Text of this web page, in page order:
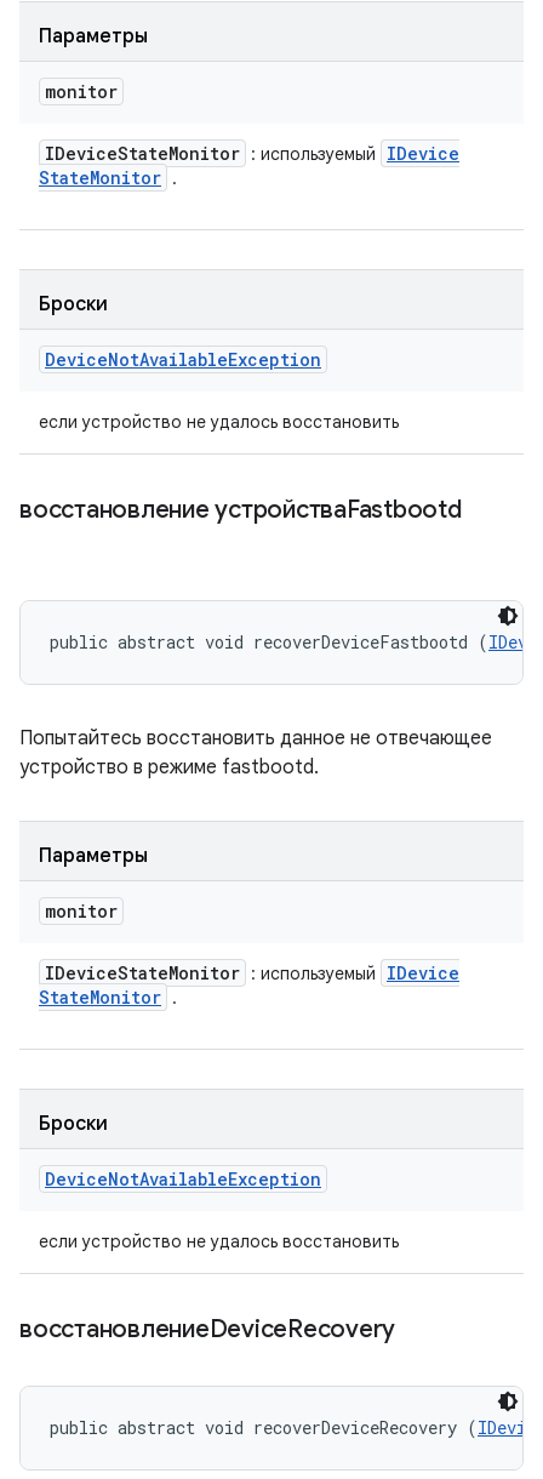
Параметры
monitor
IDeviceStateMonitor : используемый
IDevice
StateMonitor .
Броски
DeviceNotAvailableException
если устройство не удалось восстановить
восстановление устройстваFastbootd
public abstract void recoverDeviceFastbootd (
Попытайтесь восстановить данное не отвечающее
устройство в режиме fastbootd.
Параметры
monitor
IDeviceStateMonitor : используемый
IDevice
StateMonitor .
Броски
DeviceNotAvailableException
если устройство не удалось восстановить
восстановлениеDeviceRecovery
public abstract void recoverDeviceRecovery (